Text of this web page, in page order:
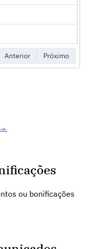
Anterior Próximo
ou bonificações